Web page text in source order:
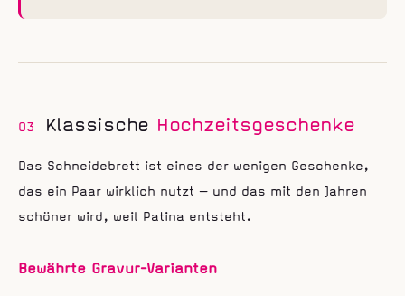
03 Klassische Hochzeitsgeschenke
Das Schneidebrett ist eines der wenigen Geschenke,
das ein Paar wirklich nutzt — und das mit den Jahren
schöner wird, weil Patina entsteht.
Bewährte Gravur-Varianten